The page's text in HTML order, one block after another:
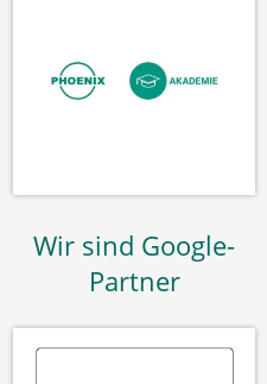
Wir sind Google-
Partner